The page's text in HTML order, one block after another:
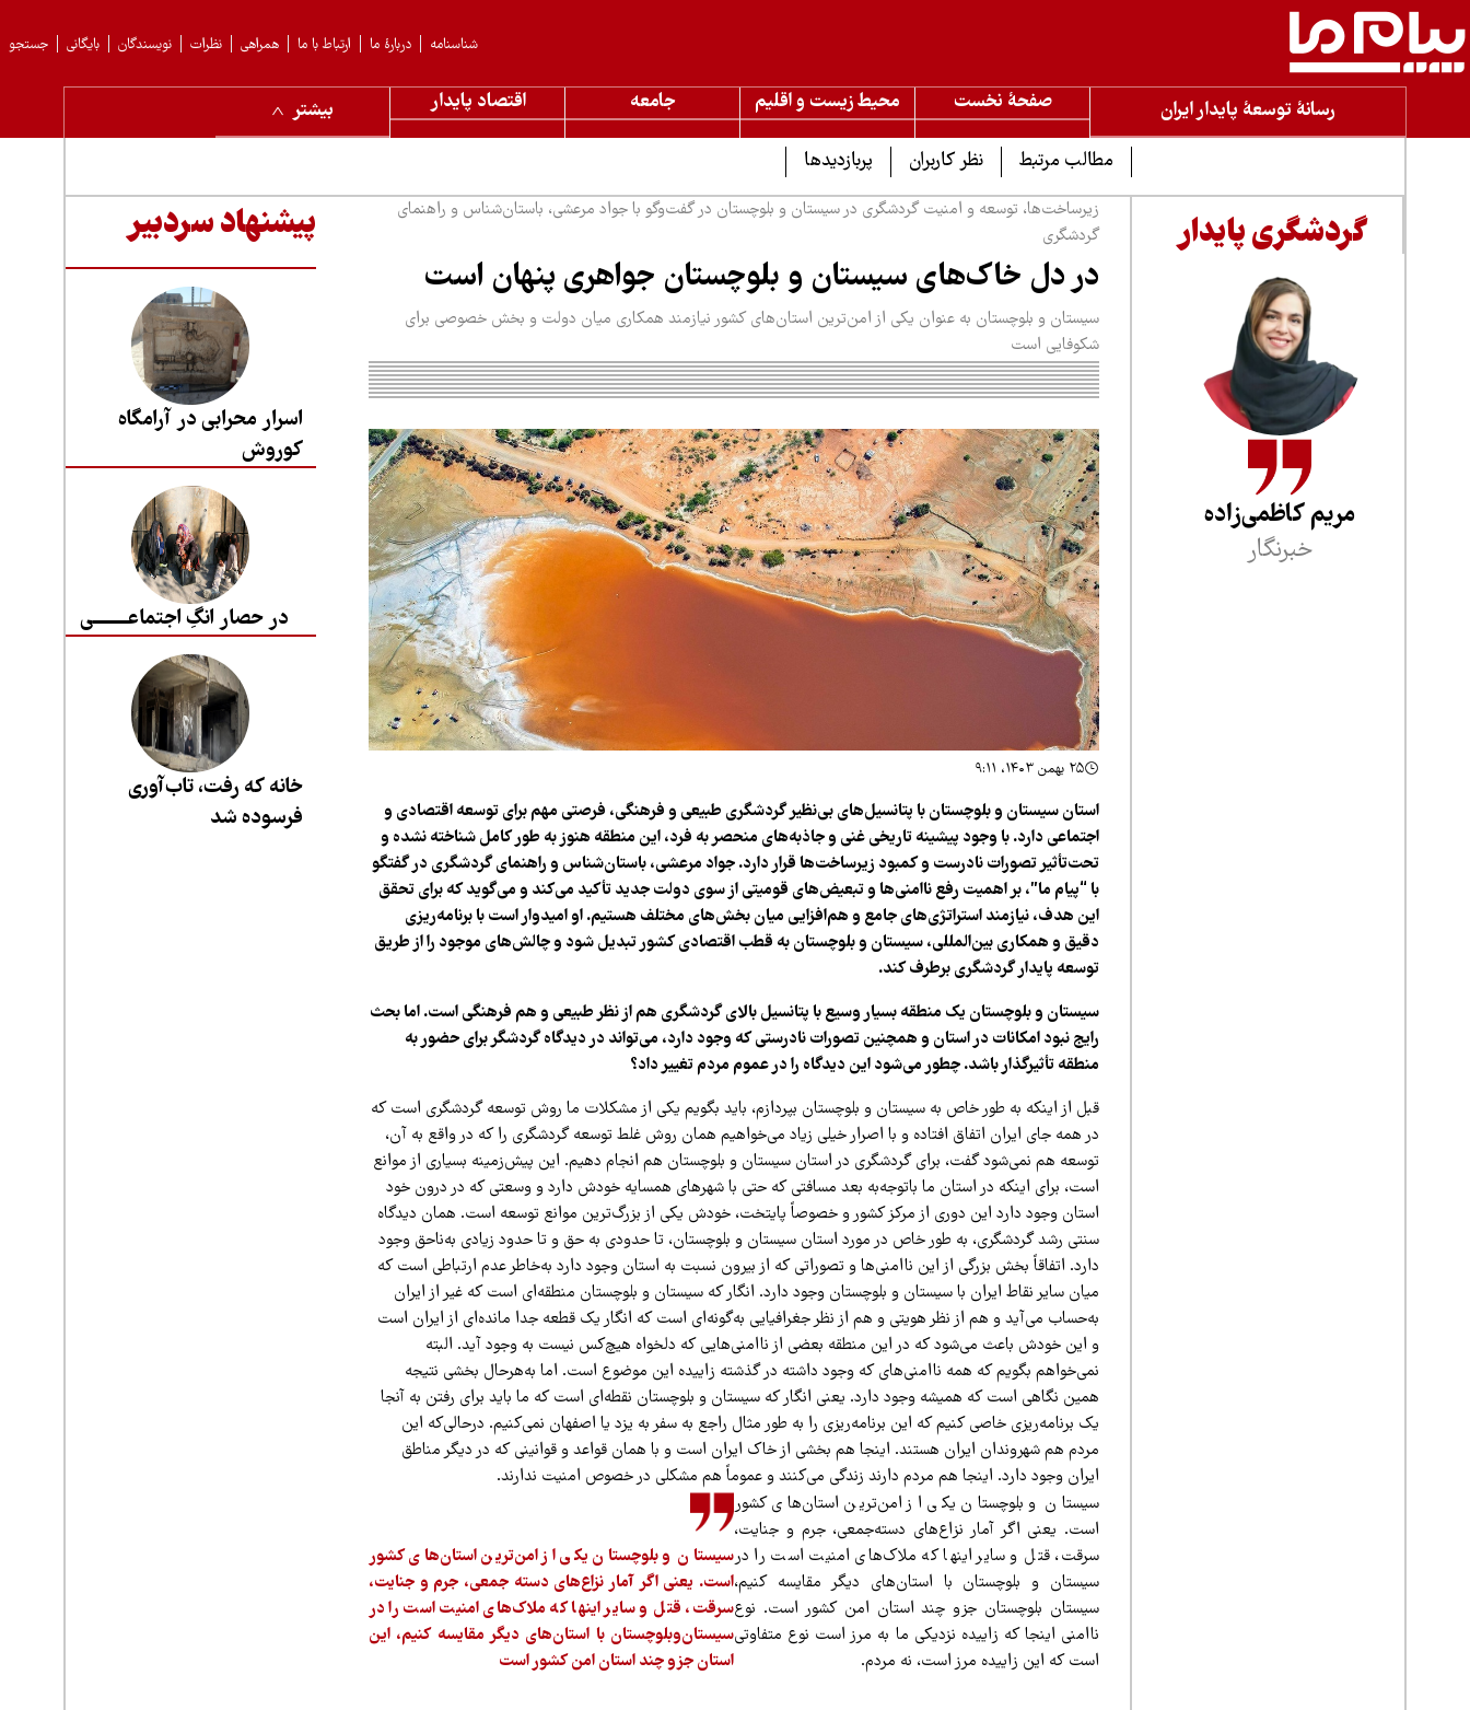
جستجو بایگانی نویسندگان نظرات همراهی ارتباط با ما دربارهٔ ما شناسنامه
رسانۀ توسعۀ پایدار ایران صفحۀ نخست محیط زیست و اقلیم جامعه اقتصاد پایدار
بیشتر
مطالب مرتبط
نظر کاربران پربازدیدها
گردشگری پایدار
مریم کاظمی‌زاده
خبرنگار
زیرساخت‌ها، توسعه و امنیت گردشگری در سیستان و بلوچستان در گفت‌وگو با جواد مرعشی، باستان‌شناس و راهنمای
گردشگری
در دل خاک‌های سیستان و بلوچستان جواهری پنهان است
سیستان و بلوچستان به عنوان یکی از امن‌ترین استان‌های کشور نیازمند همکاری میان دولت و بخش خصوصی برای
شکوفایی است
۲۵ بهمن ۱۴۰۳، ۹:۱۱
استان سیستان و بلوچستان با پتانسیل‌های بی‌نظیر گردشگری طبیعی و فرهنگی، فرصتی مهم برای توسعه اقتصادی و
اجتماعی دارد. با وجود پیشینه تاریخی غنی و جاذبه‌های منحصر به فرد، این منطقه هنوز به طور کامل شناخته نشده و
تحت‌تأثیر تصورات نادرست و کمبود زیرساخت‌ها قرار دارد. جواد مرعشی، باستان‌شناس و راهنمای گردشگری در گفتگو
با “پیام ما”، بر اهمیت رفع ناامنی‌ها و تبعیض‌های قومیتی از سوی دولت جدید تأکید می‌کند و می‌گوید که برای تحقق
این هدف، نیازمند استراتژی‌های جامع و هم‌افزایی میان بخش‌های مختلف هستیم. او امیدوار است با برنامه‌ریزی
دقیق و همکاری بین‌المللی، سیستان و بلوچستان به قطب اقتصادی کشور تبدیل شود و چالش‌های موجود را از طریق
توسعه پایدار گردشگری برطرف کند.
سیستان و بلوچستان یک منطقه بسیار وسیع با پتانسیل بالای گردشگری هم از نظر طبیعی و هم فرهنگی است. اما بحث
رایج نبود امکانات در استان و همچنین تصورات نادرستی که وجود دارد، می‌تواند در دیدگاه گردشگر برای حضور به
منطقه تأثیرگذار باشد. چطور می‌شود این دیدگاه را در عموم مردم تغییر داد؟
قبل از اینکه به طور خاص به سیستان و بلوچستان بپردازم، باید بگویم یکی از مشکلات ما روش توسعه گردشگری است که
در همه جای ایران اتفاق افتاده و با اصرار خیلی زیاد می‌خواهیم همان روش غلط توسعه گردشگری را که در واقع به آن،
توسعه هم نمی‌شود گفت، برای گردشگری در استان سیستان و بلوچستان هم انجام دهیم. این پیش‌زمینه بسیاری از موانع
است، برای اینکه در استان ما باتوجه‌به بعد مسافتی که حتی با شهرهای همسایه خودش دارد و وسعتی که در درون خود
استان وجود دارد این دوری از مرکز کشور و خصوصاً پایتخت، خودش یکی از بزرگ‌ترین موانع توسعه است. همان دیدگاه
سنتی رشد گردشگری، به طور خاص در مورد استان سیستان و بلوچستان، تا حدودی به حق و تا حدود زیادی به‌ناحق وجود
دارد. اتفاقاً بخش بزرگی از این ناامنی‌ها و تصوراتی که از بیرون نسبت به استان وجود دارد به‌خاطر عدم ارتباطی است که
میان سایر نقاط ایران با سیستان و بلوچستان وجود دارد. انگار که سیستان و بلوچستان منطقه‌ای است که غیر از ایران
به‌حساب می‌آید و هم از نظر هویتی و هم از نظر جغرافیایی به‌گونه‌ای است که انگار یک قطعه جدا مانده‌ای از ایران است
و این خودش باعث می‌شود که در این منطقه بعضی از ناامنی‌هایی که دلخواه هیچ‌کس نیست به وجود آید. البته
نمی‌خواهم بگویم که همه ناامنی‌های که وجود داشته در گذشته زاییده این موضوع است. اما به‌هرحال بخشی نتیجه
همین نگاهی است که همیشه وجود دارد. یعنی انگار که سیستان و بلوچستان نقطه‌ای است که ما باید برای رفتن به آنجا
یک برنامه‌ریزی خاصی کنیم که این برنامه‌ریزی را به طور مثال راجع به سفر به یزد یا اصفهان نمی‌کنیم. درحالی‌که این
مردم هم شهروندان ایران هستند. اینجا هم بخشی از خاک ایران است و با همان قواعد و قوانینی که در دیگر مناطق
ایران وجود دارد. اینجا هم مردم دارند زندگی می‌کنند و عموماً هم مشکلی در خصوص امنیت ندارند.
سیستان و بلوچستان یکی از امن‌ترین استان‌های کشور
است. یعنی اگر آمار نزاع‌های دسته جمعی، جرم و جنایت،
سرقت، قتل و سایر اینها که ملاک‌های امنیت است را در
سیستان‌وبلوچستان با استان‌های دیگر مقایسه کنیم، این
استان جزو چند استان امن کشور است
سیستان و بلوچستان یکی از امن‌ترین استان‌های کشور
است. یعنی اگر آمار نزاع‌های دسته‌جمعی، جرم و جنایت،
سرقت، قتل و سایر اینها که ملاک‌های امنیت است را در
سیستان و بلوچستان با استان‌های دیگر مقایسه کنیم،
سیستان بلوچستان جزو چند استان امن کشور است. نوع
ناامنی اینجا که زاییده نزدیکی ما به مرز است نوع متفاوتی
است که این زاییده مرز است، نه مردم.
پیشنهاد سردبیر
اسرار محرابی در آرامگاه
کوروش
در حصار انگِ اجتماعــــــــی
خانه که رفت، تاب‌آوری
فرسوده شد